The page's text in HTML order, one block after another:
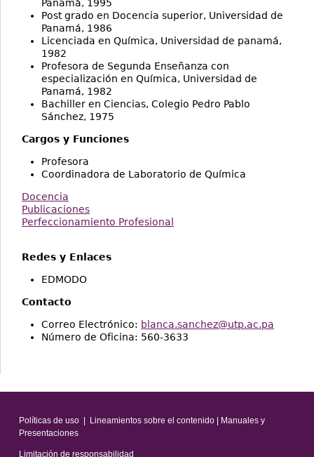
Panamá, 1995
Post grado en Docencia superior, Universidad de
Panamá, 1986
Licenciada en Química, Universidad de panamá,
1982
Profesora de Segunda Enseñanza con
especialización en Química, Universidad de
Panamá, 1982
Bachiller en Ciencias, Colegio Pedro Pablo
Sánchez, 1975
Cargos y Funciones
Profesora
Coordinadora de Laboratorio de Química
Docencia
Publicaciones
Perfeccionamiento Profesional
Redes y Enlaces
EDMODO
Contacto
Correo Electrónico: blanca.sanchez@utp.ac.pa
Número de Oficina: 560-3633
Políticas de uso| Lineamientos sobre el contenido|
Manuales y
Presentaciones
Limitación de responsabilidad